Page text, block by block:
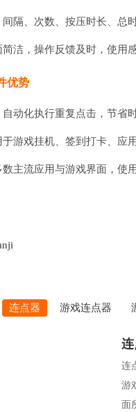
隔、次数、按压时长、总
洁，操作反馈及时，使用感
优势
动化执行重复点击，节省
游戏挂机、签到打卡、应
主流应用与游戏界面，使用
连点器 游戏连点器
连
游
面